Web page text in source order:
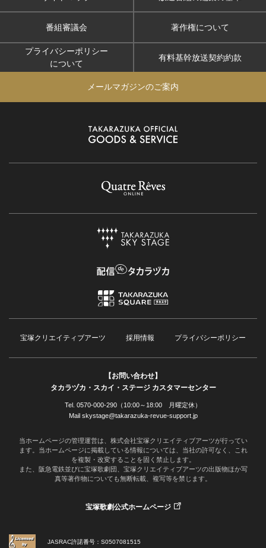
番組審議会 著作権について
プライバシーポリシー
について
有料基幹放送契約約款
メールマガジンのご案内
宝塚クリエイティブアーツ 採用情報 プライバシーポリシー
【お問い合わせ】
タカラヅカ・スカイ・ステージ カスタマーセンター
Tel. 0570-000-290（10:00～18:00 月曜定休）
Mail skystage@takarazuka-revue-support.jp
当ホームページの管理運営は、株式会社宝塚クリエイティブアーツが行ってい
ます。当ホームページに掲載している情報については、当社の許可なく、これ
を複製・改変することを固く禁止します。
また、阪急電鉄並びに宝塚歌劇団、宝塚クリエイティブアーツの出版物ほか写
真等著作物についても無断転載、複写等を禁じます。
宝塚歌劇公式ホームページ
JASRAC許諾番号：S0507081515